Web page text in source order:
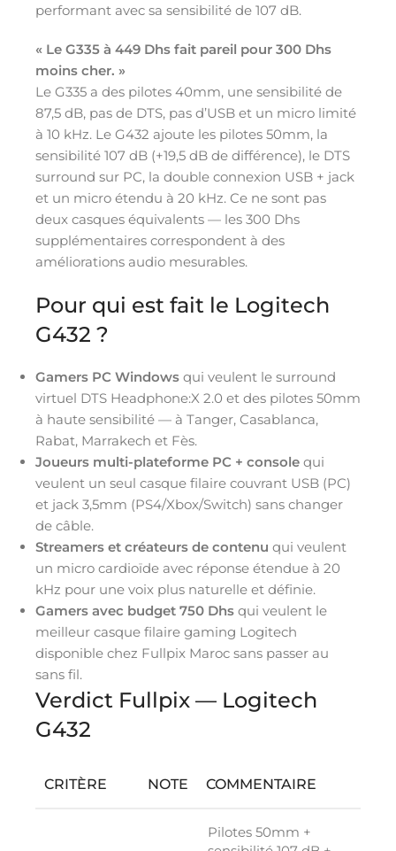
performant avec sa sensibilité de 107 dB.
« Le G335 à 449 Dhs fait pareil pour 300 Dhs
moins cher. »
Le G335 a des pilotes 40mm, une sensibilité de
87,5 dB, pas de DTS, pas d’USB et un micro limité
à 10 kHz. Le G432 ajoute les pilotes 50mm, la
sensibilité 107 dB (+19,5 dB de différence), le DTS
surround sur PC, la double connexion USB + jack
et un micro étendu à 20 kHz. Ce ne sont pas
deux casques équivalents — les 300 Dhs
supplémentaires correspondent à des
améliorations audio mesurables.
Pour qui est fait le Logitech
G432 ?
Gamers PC Windows qui veulent le surround
virtuel DTS Headphone:X 2.0 et des pilotes 50mm
à haute sensibilité — à Tanger, Casablanca,
Rabat, Marrakech et Fès.
Joueurs multi-plateforme PC + console qui
veulent un seul casque filaire couvrant USB (PC)
et jack 3,5mm (PS4/Xbox/Switch) sans changer
de câble.
Streamers et créateurs de contenu qui veulent
un micro cardioïde avec réponse étendue à 20
kHz pour une voix plus naturelle et définie.
Gamers avec budget 750 Dhs qui veulent le
meilleur casque filaire gaming Logitech
disponible chez Fullpix Maroc sans passer au
sans fil.
Verdict Fullpix — Logitech
G432
CRITÈRE NOTE COMMENTAIRE
Pilotes 50mm +